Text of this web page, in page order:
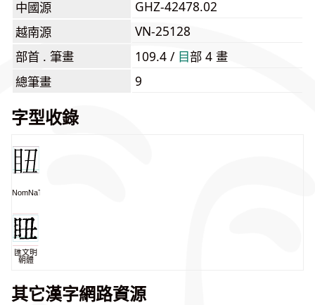
中國源
GHZ-42478.02
越南源
VN-25128
部首 . 筆畫
109.4 / ⽬部 4 畫
總筆畫
9
字型收錄
NomNaTong
匯文明
朝體
其它漢字網路資源